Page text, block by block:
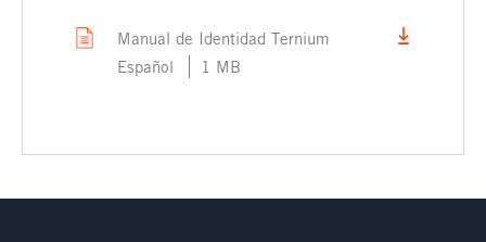
Manual de Identidad Ternium
Español
1 MB